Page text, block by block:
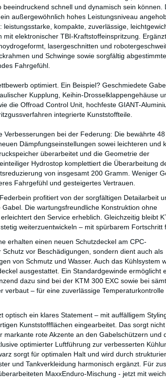
schnell und dynamisch sein können.
außergewöhnlich hohes Leistungsniveau
kompakte, zuverlässige,
elektronischer TBI-Kraftstoffeinspritzung.
lasergeschnitten und
und Schwinge sowie sorgfältig
Fahrgefühl.
optimiert. Ein Beispiel? Geschmiedete
Kupplung, Keihin-Drosselklappengehäuse
die Offroad Control Unit, hochfeste GIANT-
integrierte Kunststoffteile.
Verbesserungen bei der Federung: Die bewährte
Dämpfungseinstellungen sowei leichteren und
überarbeitet und die Geometrie der
Hydrostop komplettiert die Überarbeitung
von insgesamt 200 Gramm. Weniger
Fahrgefühl und gesteigertes Vertrauen.
profitiert von der sorgfältigen Detailarbeit
Die wartungsfreundliche Konstruktion ohne
den Service erheblich. Gleichzeitig bleibt
weiterzuentwickeln – mit spürbarem Fortschritt
erhalten einen neuen Schutzdeckel am CPC-
vor Beschädigungen, sondern dient auch als
von Schmutz und Wasser. Auch das Kühlsystem
ausgestattet. Ein Standardgewinde ermöglicht
dazu sind bei der KTM 300 EXC sowie bei
verbaut – für eine zuverlässige Temperaturkontrolle
optisch ein klares Statement – mit auffälligem
Kunststoffflächen eingearbeitet. Das sorgt
rote Akzente an den Gabelschützern und
optimierter Luftführung zur verbesserten
sorgt für optimalen Halt und wird durch
und Tankverkleidung harmonisch ergänzt. Für
MaxxEnduro-Mischung - jetzt mit